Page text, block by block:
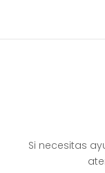
Si necesitas